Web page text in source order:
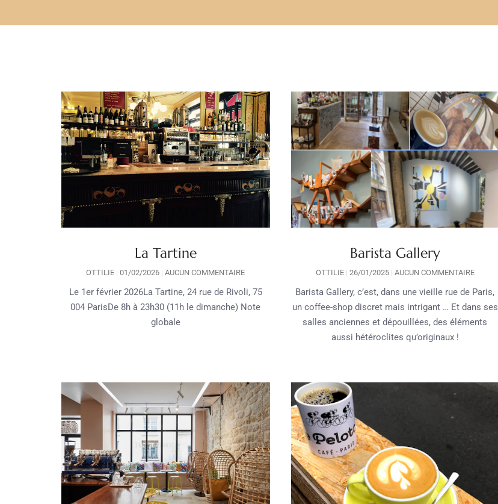
La Tartine
OTTILIE 01/02/2026 AUCUN COMMENTAIRE
Le 1er février 2026La Tartine, 24 rue de Rivoli, 75
004 ParisDe 8h à 23h30 (11h le dimanche) Note
globale
Barista Gallery
OTTILIE 26/01/2025 AUCUN COMMENTAIRE
Barista Gallery, c’est, dans une vieille rue de Paris,
un coffee-shop discret mais intrigant … Et dans ses
salles anciennes et dépouillées, des éléments
aussi hétéroclites qu’originaux !